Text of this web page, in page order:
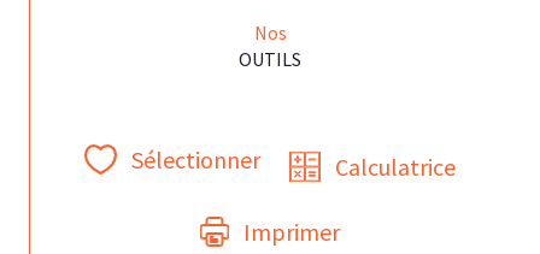
Nos
OUTILS
Sélectionner Calculatrice
Imprimer